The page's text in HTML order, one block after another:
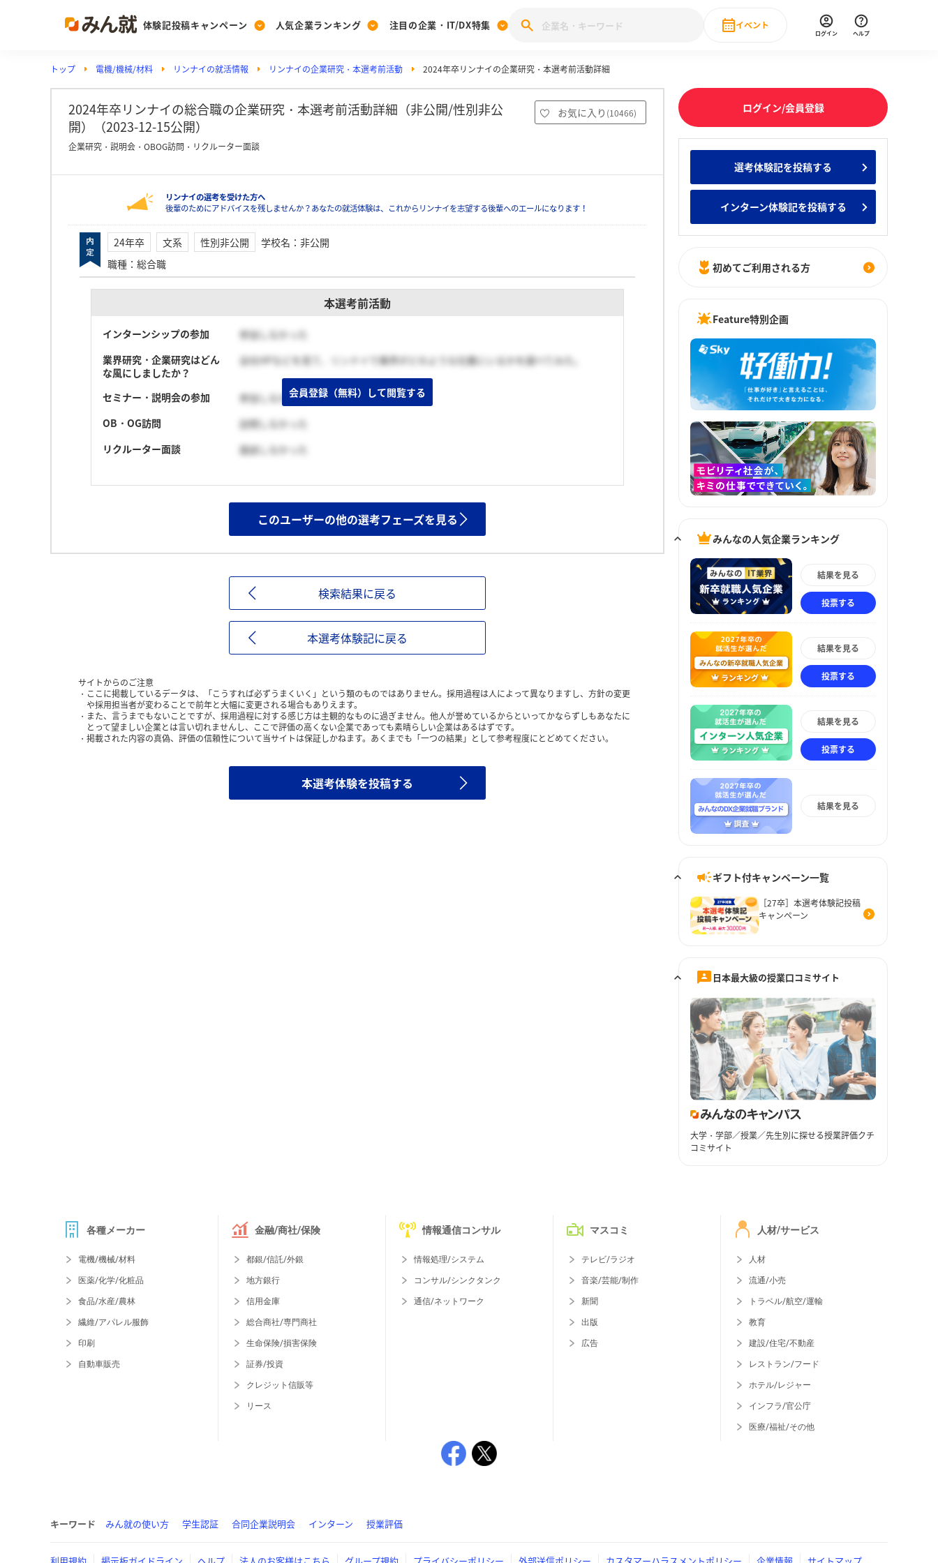
体験記投稿キャンペーン
Post
投稿する
[27卒] 本選考体験記投稿キャンペーン
人気企業ランキング
Ranking
ランキングを見る
みんなのDX企業就職ブランド調査
Vote みんなの新卒就職人気企業ランキング みんなのインターン人気企業ランキ
注目の企業・IT/DX特集
PickUp
注目の企業特集
28卒 IT・DX現場社員インタビュー
動画で知ろう！業界・企業研究
イベント
直近のイベント一覧
ログイン ヘルプ
トップ 電機/機械/材料 リンナイの就活情報 リンナイの企業研究・本選考前活動 2024年卒リンナイの企業研究・本選考前活動詳細
2024年卒リンナイの総合職の企業研究・本選考前活動詳細（非公開/性別非公
開）（2023-12-15公開）
お気に入り (10466)
企業研究・説明会・OBOG訪問・リクルーター面談
リンナイの選考を受けた方へ
後輩のためにアドバイスを残しませんか？あなたの就活体験は、これからリンナイを志望する後輩へのエールになります！
24年卒 文系 性別非公開 学校名 ： 非公開
職種 ： 総合職
本選考前活動
インターンシップの参加
参加しなかった
業界研究・企業研究はどん
な風にしましたか？
会社HPなどを見て、リンナイで業界がどのような位置にいるかを調べてみた。
セミナー・説明会の参加
参加しなかった
OB・OG訪問
訪問しなかった
リクルーター面談
面談しなかった
会員登録（無料）して閲覧する
このユーザーの他の選考フェーズを見る
検索結果に戻る
本選考体験記に戻る
サイトからのご注意
ここに掲載しているデータは、「こうすれば必ずうまくいく」という類のものではありません。採用過程は人によって異なりますし、方針の変更
や採用担当者が変わることで前年と大幅に変更される場合もありえます。
また、言うまでもないことですが、採用過程に対する感じ方は主観的なものに過ぎません。他人が誉めているからといってかならずしもあなたに
とって望ましい企業とは言い切れませんし、ここで評価の高くない企業であっても素晴らしい企業はあるはずです。
掲載された内容の真偽、評価の信頼性について当サイトは保証しかねます。あくまでも「一つの結果」として参考程度にとどめてください。
本選考体験を投稿する
ログイン/会員登録
選考体験記を投稿する
インターン体験記を投稿する
初めてご利用される方
Feature特別企画
みんなの人気企業ランキング
結果を見る
投票する
結果を見る
投票する
結果を見る
投票する
結果を見る
ギフト付キャンペーン一覧
［27卒］本選考体験記投稿
キャンペーン
日本最大級の授業口コミサイト
大学・学部／授業／先生別に探せる授業評価クチ
コミサイト
各種メーカー
電機/機械/材料
医薬/化学/化粧品
食品/水産/農林
繊維/アパレル服飾
印刷
自動車販売
金融/商社/保険
都銀/信託/外銀
地方銀行
信用金庫
総合商社/専門商社
生命保険/損害保険
証券/投資
クレジット信販等
リース
情報通信コンサル
情報処理/システム
コンサル/シンクタンク
通信/ネットワーク
マスコミ
テレビ/ラジオ
音楽/芸能/制作
新聞
出版
広告
人材/サービス
人材
流通/小売
トラベル/航空/運輸
教育
建設/住宅/不動産
レストラン/フード
ホテル/レジャー
インフラ/官公庁
医療/福祉/その他
キーワード みん就の使い方 学生認証 合同企業説明会 インターン 授業評価